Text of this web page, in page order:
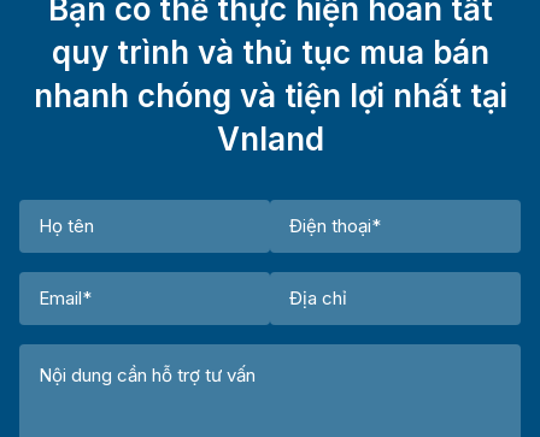
Bạn có thể thực hiện hoàn tất
quy trình và thủ tục mua bán
nhanh chóng và tiện lợi nhất tại
Vnland